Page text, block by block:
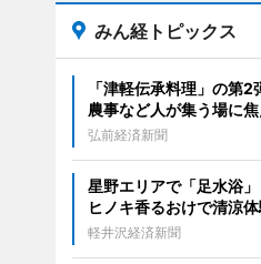
みん経トピックス
「津軽伝承料理」の第
農事など人が集う場に
弘前経済新聞
星野エリアで「足水浴
ヒノキ香るおけで清涼
軽井沢経済新聞